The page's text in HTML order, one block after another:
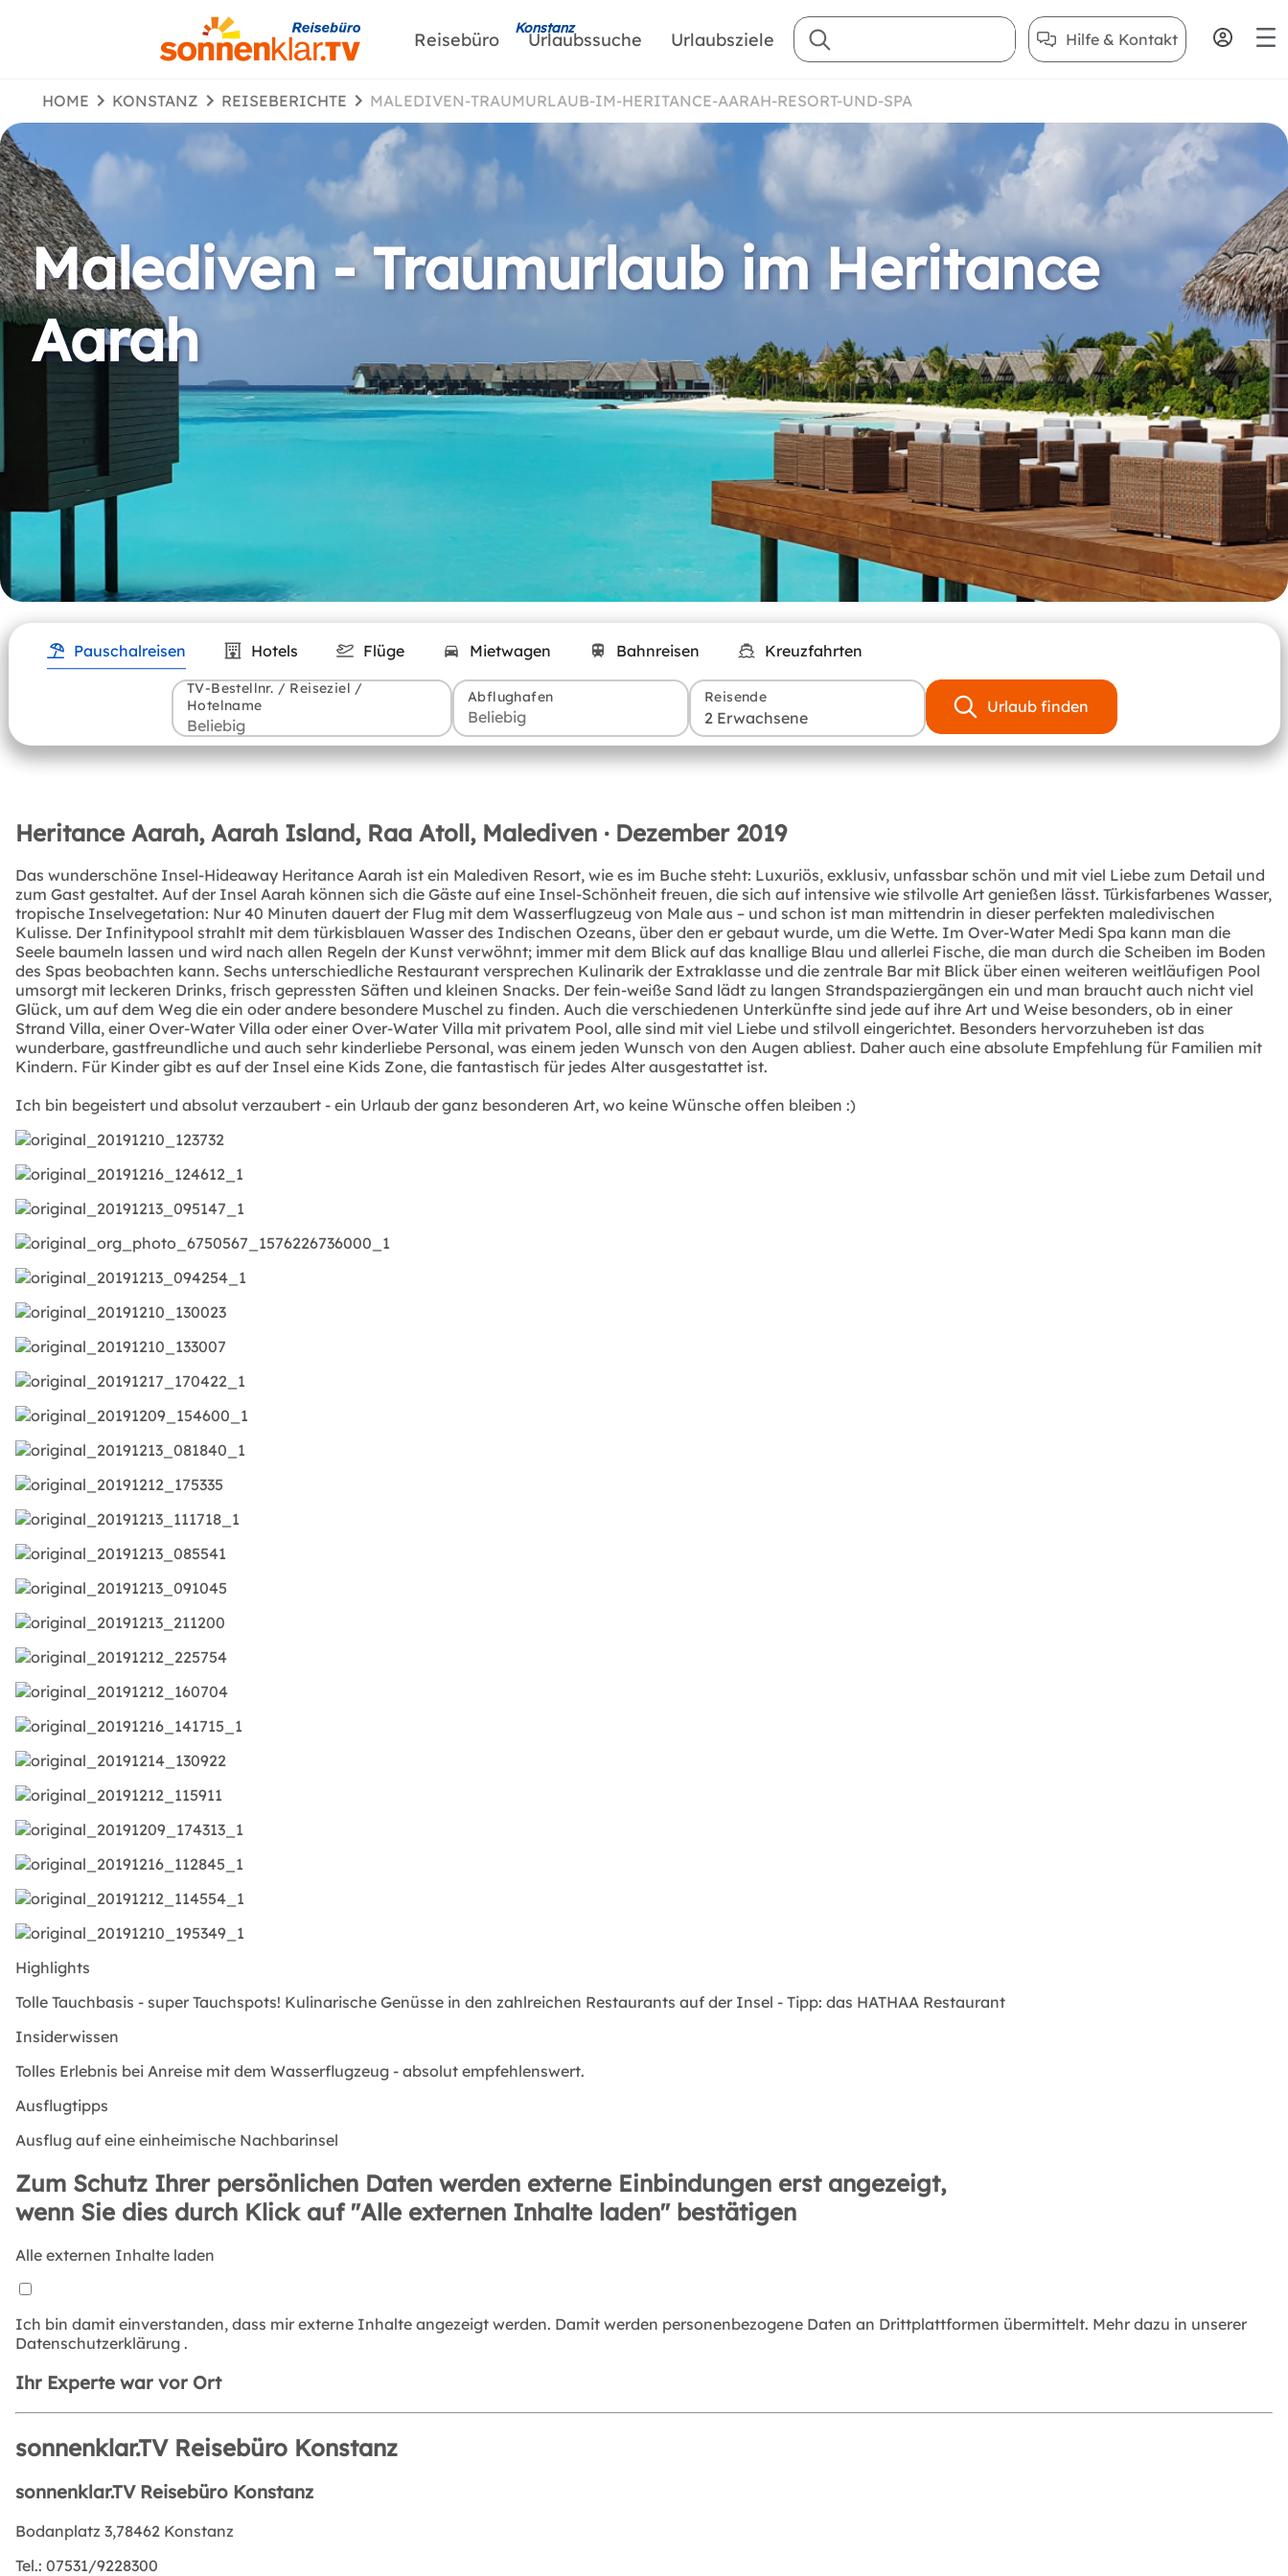
Konstanz
Reisebüro Urlaubssuche Urlaubsziele Hilfe & Kontakt
HOME KONSTANZ REISEBERICHTE MALEDIVEN-TRAUMURLAUB-IM-HERITANCE-AARAH-RESORT-UND-SPA
Malediven - Traumurlaub im Heritance
Aarah
Pauschalreisen Hotels Flüge Mietwagen Bahnreisen Kreuzfahrten
TV-Bestellnr. / Reiseziel /
Hotelname
Abflughafen Reisende
2 Erwachsene
Urlaub finden
Heritance Aarah, Aarah Island, Raa Atoll, Malediven · Dezember 2019
Das wunderschöne Insel-Hideaway Heritance Aarah ist ein Malediven Resort, wie es im Buche steht: Luxuriös, exklusiv, unfassbar schön und mit viel Liebe zum Detail und
zum Gast gestaltet. Auf der Insel Aarah können sich die Gäste auf eine Insel-Schönheit freuen, die sich auf intensive wie stilvolle Art genießen lässt. Türkisfarbenes Wasser,
tropische Inselvegetation: Nur 40 Minuten dauert der Flug mit dem Wasserflugzeug von Male aus – und schon ist man mittendrin in dieser perfekten maledivischen
Kulisse. Der Infinitypool strahlt mit dem türkisblauen Wasser des Indischen Ozeans, über den er gebaut wurde, um die Wette. Im Over-Water Medi Spa kann man die
Seele baumeln lassen und wird nach allen Regeln der Kunst verwöhnt; immer mit dem Blick auf das knallige Blau und allerlei Fische, die man durch die Scheiben im Boden
des Spas beobachten kann. Sechs unterschiedliche Restaurant versprechen Kulinarik der Extraklasse und die zentrale Bar mit Blick über einen weiteren weitläufigen Pool
umsorgt mit leckeren Drinks, frisch gepressten Säften und kleinen Snacks. Der fein-weiße Sand lädt zu langen Strandspaziergängen ein und man braucht auch nicht viel
Glück, um auf dem Weg die ein oder andere besondere Muschel zu finden. Auch die verschiedenen Unterkünfte sind jede auf ihre Art und Weise besonders, ob in einer
Strand Villa, einer Over-Water Villa oder einer Over-Water Villa mit privatem Pool, alle sind mit viel Liebe und stilvoll eingerichtet. Besonders hervorzuheben ist das
wunderbare, gastfreundliche und auch sehr kinderliebe Personal, was einem jeden Wunsch von den Augen abliest. Daher auch eine absolute Empfehlung für Familien mit
Kindern. Für Kinder gibt es auf der Insel eine Kids Zone, die fantastisch für jedes Alter ausgestattet ist.
Ich bin begeistert und absolut verzaubert - ein Urlaub der ganz besonderen Art, wo keine Wünsche offen bleiben :)
Highlights
Tolle Tauchbasis - super Tauchspots! Kulinarische Genüsse in den zahlreichen Restaurants auf der Insel - Tipp: das HATHAA Restaurant
Insiderwissen
Tolles Erlebnis bei Anreise mit dem Wasserflugzeug - absolut empfehlenswert.
Ausflugtipps
Ausflug auf eine einheimische Nachbarinsel
Zum Schutz Ihrer persönlichen Daten werden externe Einbindungen erst angezeigt,
wenn Sie dies durch Klick auf "Alle externen Inhalte laden" bestätigen
Alle externen Inhalte laden
Ich bin damit einverstanden, dass mir externe Inhalte angezeigt werden. Damit werden personenbezogene Daten an Drittplattformen übermittelt. Mehr dazu in unserer
Datenschutzerklärung .
Ihr Experte war vor Ort
sonnenklar.TV Reisebüro Konstanz
sonnenklar.TV Reisebüro Konstanz
Bodanplatz 3,78462 Konstanz
Tel.: 07531/9228300